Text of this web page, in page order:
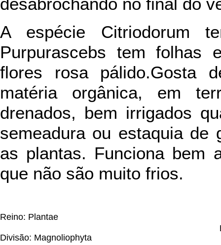
desabrochando no final do
A espécie Citriodorum
Purpurascebs tem folhas
flores rosa pálido.Gosta
matéria orgânica, em
drenados, bem irrigados
semeadura ou estaquia de
as plantas. Funciona bem
que não são muito frios.
Reino: Plantae
Divisão: Magnoliophyta